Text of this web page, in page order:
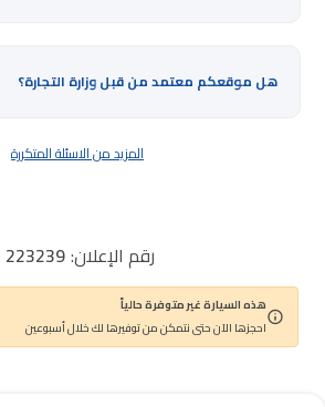
هل موقعكم معتمد من قبل وزارة التجارة؟
المزيد من الاسئلة المتكررة
رقم الإعلان:223239
اذكر رقم الإعلان عند الاتصال مع
هذه السيارة غير متوفرة حالياً
احجزها الآن حتى نتمكن من توفيرها لك خلال أسبوعين